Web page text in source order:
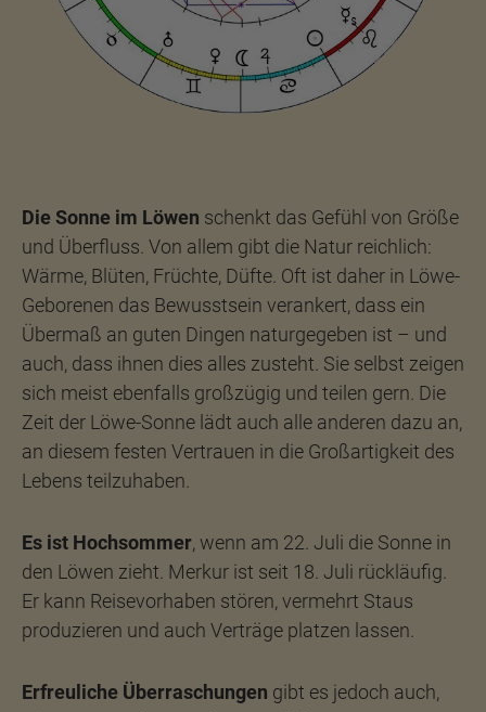
Die Sonne im Löwen schenkt das Gefühl von Größe
und Überfluss. Von allem gibt die Natur reichlich:
Wärme, Blüten, Früchte, Düfte. Oft ist daher in Löwe-
Geborenen das Bewusstsein verankert, dass ein
Übermaß an guten Dingen naturgegeben ist – und
auch, dass ihnen dies alles zusteht. Sie selbst zeigen
sich meist ebenfalls großzügig und teilen gern. Die
Zeit der Löwe-Sonne lädt auch alle anderen dazu an,
an diesem festen Vertrauen in die Großartigkeit des
Lebens teilzuhaben.
Es ist Hochsommer, wenn am 22. Juli die Sonne in
den Löwen zieht. Merkur ist seit 18. Juli rückläufig.
Er kann Reisevorhaben stören, vermehrt Staus
produzieren und auch Verträge platzen lassen.
Erfreuliche Überraschungen gibt es jedoch auch,